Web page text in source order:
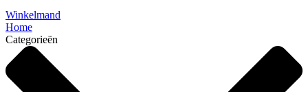
Winkelmand
Home
Categorieën